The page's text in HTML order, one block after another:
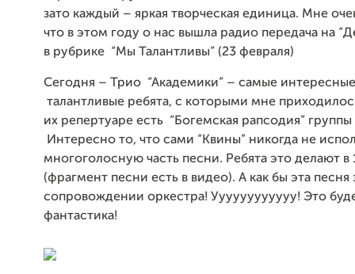
зато каждый – яркая творческая единица. Мне
что в этом году о нас вышла радио передача на
в рубрике “Мы Талантливы” (23 февраля)
Сегодня – Трио “Академики” – самые
талантливые ребята, с которыми мне
их репертуаре есть “Богемская рапсодия”
Интересно то, что сами “Квины” никогда не
многоголосную часть песни. Ребята это делают в
(фрагмент песни есть в видео). А как бы эта песня
сопровождении оркестра! Уууууууууууу! Это
фантастика!